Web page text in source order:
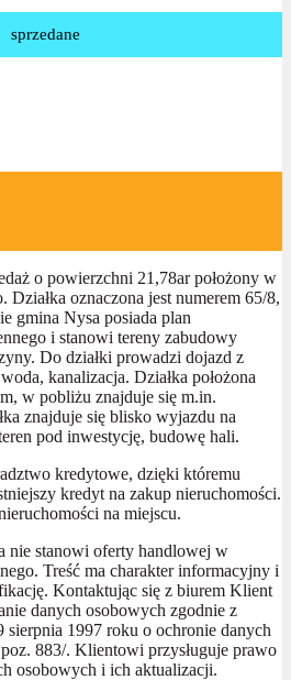
sprzedane
o powierzchni 21,78ar położony w
oznaczona jest numerem 65/8,
gmina Nysa posiada plan
i stanowi tereny zabudowy
Do działki prowadzi dojazd z
kanalizacja. Działka położona
w pobliżu znajduje się m.in.
znajduje się blisko wyjazdu na
pod inwestycję, budowę hali.
kredytowe, dzięki któremu
kredyt na zakup nieruchomości.
na miejscu.
nie stanowi oferty handlowej w
Treść ma charakter informacyjny i
Kontaktując się z biurem Klient
danych osobowych zgodnie z
sierpnia 1997 roku o ochronie danych
883/. Klientowi przysługuje prawo
osobowych i ich aktualizacji.